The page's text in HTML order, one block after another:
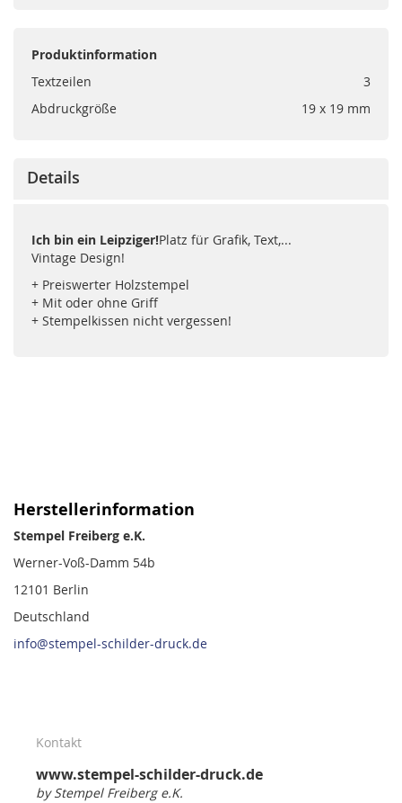
Produktinformation
Textzeilen
3
Abdruckgröße
19 x 19 mm
Details
Ich bin ein Leipziger!Platz für Grafik, Text,...
Vintage Design!
+ Preiswerter Holzstempel
+ Mit oder ohne Griff
+ Stempelkissen nicht vergessen!
Herstellerinformation
Stempel Freiberg e.K.
Werner-Voß-Damm 54b
12101 Berlin
Deutschland
info@stempel-schilder-druck.de
Kontakt
www.stempel-schilder-druck.de
by Stempel Freiberg e.K.